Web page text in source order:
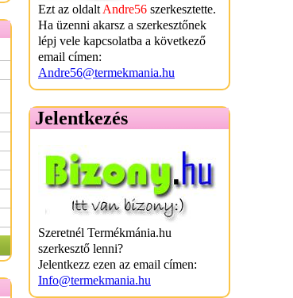
Ezt az oldalt Andre56 szerkesztette.
Ha üzenni akarsz a szerkesztőnek
lépj vele kapcsolatba a következő
email címen:
Andre56@termekmania.hu
Jelentkezés
Szeretnél Termékmánia.hu
szerkesztő lenni?
Jelentkezz ezen az email címen:
Info@termekmania.hu